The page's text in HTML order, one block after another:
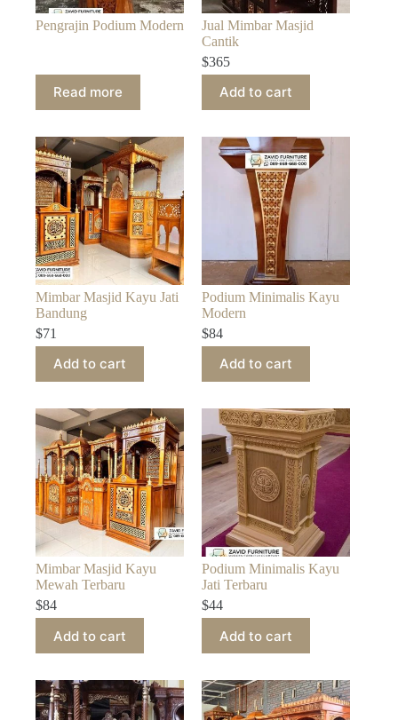
Pengrajin Podium Modern
Read more
Jual Mimbar Masjid
Cantik
$365
Add to cart
Mimbar Masjid Kayu Jati
Bandung
$71
Add to cart
Podium Minimalis Kayu
Modern
$84
Add to cart
Mimbar Masjid Kayu
Mewah Terbaru
$84
Add to cart
Podium Minimalis Kayu
Jati Terbaru
$44
Add to cart